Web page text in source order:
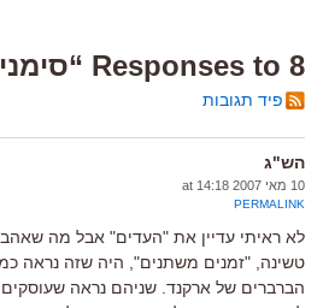
8 Responses to “סימני קריאה”
פיד תגובות
הש"ג
10 מאי 2007 at 14:18
PERMALINK
לא ראיתי עדיין את "העדים" אבל מה
טשינה, "זמנים משתנים", היה שזה נראה
הברברים של ארקנד. שניהם נראה